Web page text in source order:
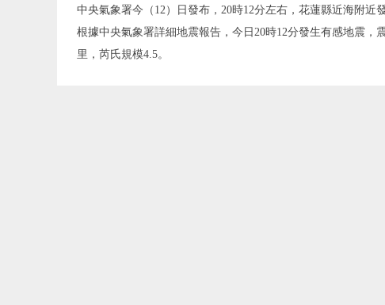
中央氣象署今（12）日發布，20時12分左右，花蓮縣近海附近
根據中央氣象署詳細地震報告，今日20時12分發生有感地震
里，芮氏規模4.5。